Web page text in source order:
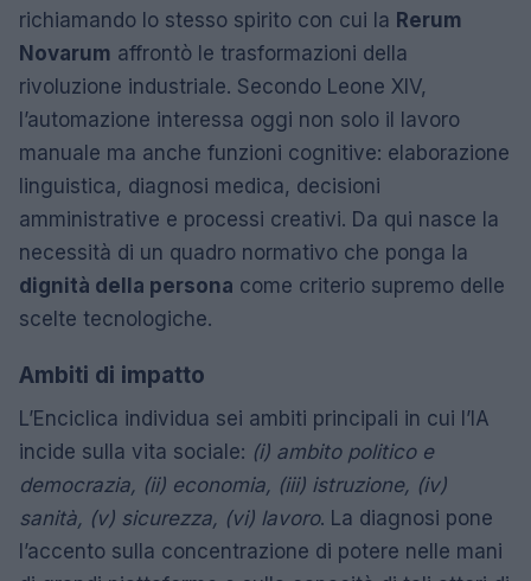
richiamando lo stesso spirito con cui la Rerum
Novarum affrontò le trasformazioni della
rivoluzione industriale. Secondo Leone XIV,
l’automazione interessa oggi non solo il lavoro
manuale ma anche funzioni cognitive: elaborazione
linguistica, diagnosi medica, decisioni
amministrative e processi creativi. Da qui nasce la
necessità di un quadro normativo che ponga la
dignità della persona come criterio supremo delle
scelte tecnologiche.
Ambiti di impatto
L’Enciclica individua sei ambiti principali in cui l’IA
incide sulla vita sociale: (i) ambito politico e
democrazia, (ii) economia, (iii) istruzione, (iv)
sanità, (v) sicurezza, (vi) lavoro. La diagnosi pone
l’accento sulla concentrazione di potere nelle mani